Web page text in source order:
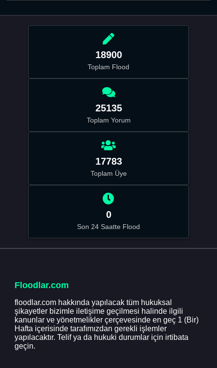
18900
Toplam Flood
25135
Toplam Yorum
17783
Toplam Üye
0
Son 24 Saatte Flood
Floodlar.com
floodlar.com hakkında yapılacak tüm hukuksal
şikayetler bizimle iletişime geçilmesi halinde ilgili
kanunlar ve yönetmelikler çerçevesinde en geç 1 (Bir)
Hafta içerisinde tarafımızdan gerekli işlemler
yapılacaktır. Telif ya da hukuki durumlar için irtibata
geçin.